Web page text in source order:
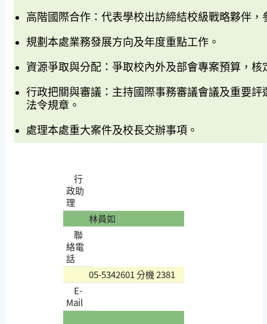
高階國際合作：代表學校出訪締結校級戰略夥伴
規劃本處業務發展方向及年度重點工作。
資源爭取與分配：爭取校內外及部會專案預算，
行政把關與審議：主持國際事務審議會議及重要
法令規章。
處理本處重大案件及校長交辦事項。
行
政助
理
林員如
聯
絡電
話
05-5342601 分機 2381
E-
Mail